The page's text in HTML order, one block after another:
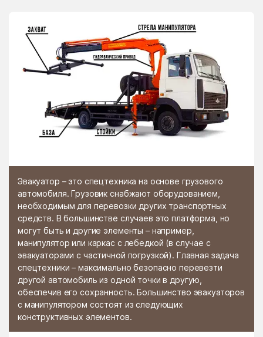
Эвакуатор – это спецтехника на основе грузового
автомобиля. Грузовик снабжают оборудованием,
необходимым для перевозки других транспортных
средств. В большинстве случаев это платформа, но
могут быть и другие элементы – например,
манипулятор или каркас с лебедкой (в случае с
эвакуаторами с частичной погрузкой). Главная задача
спецтехники – максимально безопасно перевезти
другой автомобиль из одной точки в другую,
обеспечив его сохранность. Большинство эвакуаторов
с манипулятором состоят из следующих
конструктивных элементов.